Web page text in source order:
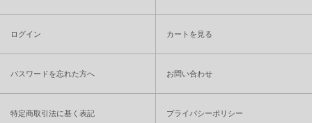
ログイン カートを見る
パスワードを忘れた方へ お問い合わせ
特定商取引法に基く表記 プライバシーポリシー